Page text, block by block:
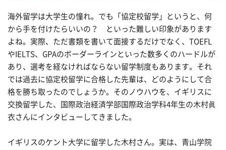
海外留学は大学生の憧れ。でも「協定校留学」というと、何
から手を付けたらいいの？ といった難しい印象があります
よね。実際、ただ書類を書いて面接するだけでなく、TOEFL
やIELTS、GPAのボーダーラインといった数多くのハードルが
あり、選考を経なければならない留学制度もあります。それ
では過去に協定校留学に合格した先輩は、どのようにして合
格を勝ち取ったのでしょうか。そのノウハウを、イギリスに
交換留学した、国際政治経済学部国際政治学科4年生の木村眞
衣さんにインタビューしてきました。
イギリスのケント大学に留学した木村さん。実は、青山学院